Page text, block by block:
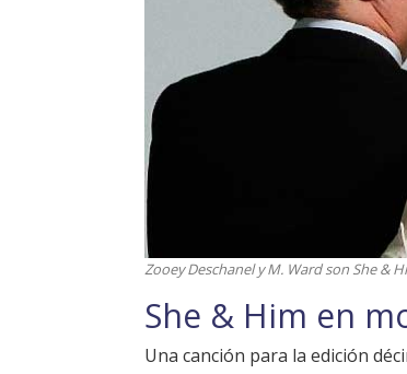
Zooey Deschanel y M. Ward son She &
She & Him en
Una canción para la edición